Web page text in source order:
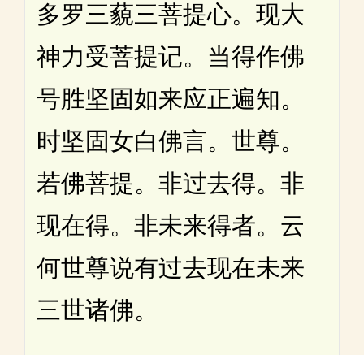
多罗三藐三菩提心。现大
神力受菩提记。当得作佛
号胜坚固如来应正遍知。
时坚固女白佛言。世尊。
若佛菩提。非过去得。非
现在得。非未来得者。云
何世尊说有过去现在未来
三世诸佛。